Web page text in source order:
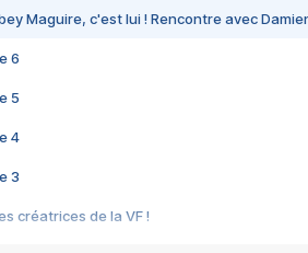
Maguire, c'est lui ! Rencontre avec
6
5
4
3
créatrices de la VF !